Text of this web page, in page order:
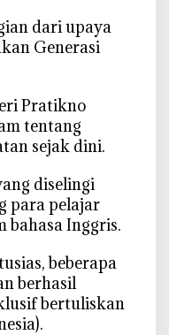
dari upaya
Generasi
Pratikno
tentang
sejak dini.
diselingi
para pelajar
bahasa Inggris.
beberapa
berhasil
bertuliskan